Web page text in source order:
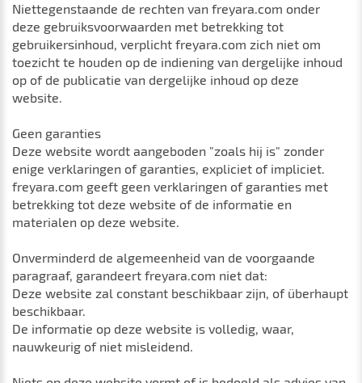
Niettegenstaande de rechten van freyara.com onder
deze gebruiksvoorwaarden met betrekking tot
gebruikersinhoud, verplicht freyara.com zich niet om
toezicht te houden op de indiening van dergelijke inhoud
op of de publicatie van dergelijke inhoud op deze
website.
Geen garanties
Deze website wordt aangeboden "zoals hij is" zonder
enige verklaringen of garanties, expliciet of impliciet.
freyara.com geeft geen verklaringen of garanties met
betrekking tot deze website of de informatie en
materialen op deze website.
Onverminderd de algemeenheid van de voorgaande
paragraaf, garandeert freyara.com niet dat:
Deze website zal constant beschikbaar zijn, of überhaupt
beschikbaar.
De informatie op deze website is volledig, waar,
nauwkeurig of niet misleidend.